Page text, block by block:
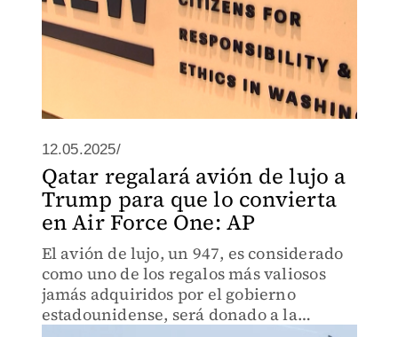
12.05.2025/
Qatar regalará avión de lujo a
Trump para que lo convierta
en Air Force One: AP
El avión de lujo, un 947, es considerado
como uno de los regalos más valiosos
jamás adquiridos por el gobierno
estadounidense, será donado a la